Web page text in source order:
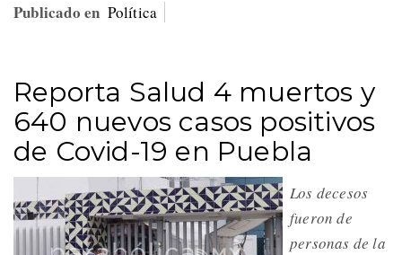
Publicado en Política
Reporta Salud 4 muertos y
640 nuevos casos positivos
de Covid-19 en Puebla
Los decesos
fueron de
personas de la